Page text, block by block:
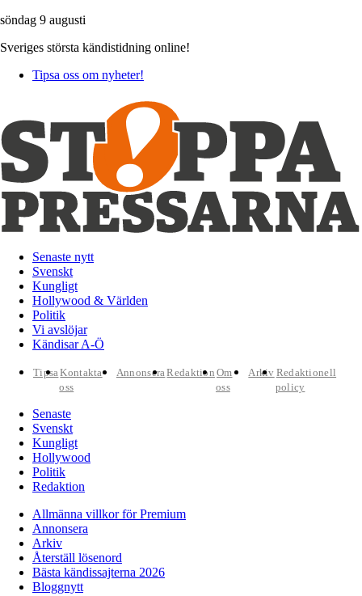
söndag 9 augusti
Sveriges största kändistidning online!
Tipsa oss om nyheter!
Senaste nytt
Svenskt
Kungligt
Hollywood & Världen
Politik
Vi avslöjar
Kändisar A-Ö
TipsaKontakta
oss
AnnonseraRedaktion Om
oss
Arkiv Redaktionell
policy
Senaste
Svenskt
Kungligt
Hollywood
Politik
Redaktion
Allmänna villkor för Premium
Annonsera
Arkiv
Återställ lösenord
Bästa kändissajterna 2026
Bloggnytt